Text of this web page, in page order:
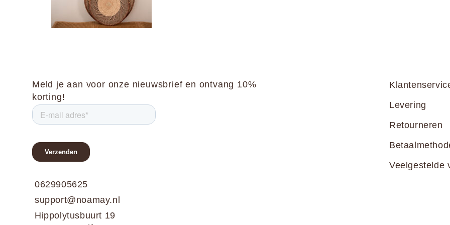
Meld je aan voor onze nieuwsbrief en ontvang 10%
korting!
0629905625
support@noamay.nl
Hippolytusbuurt 19
Levering
Retourneren
Veelgestelde